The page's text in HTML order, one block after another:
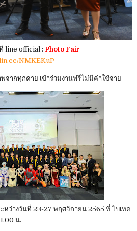
line official : Photo Fair
NMKEKuP
ากทุกค่าย เข้าร่วมงานฟรีไม่มีค่าใช้จ่าย
หว่างวันที่ 23-27 พฤศจิกายน 2565 ที่ ไบเทค
น.